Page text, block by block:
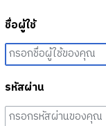
ชื่อผู้ใช้
รหัสผ่าน